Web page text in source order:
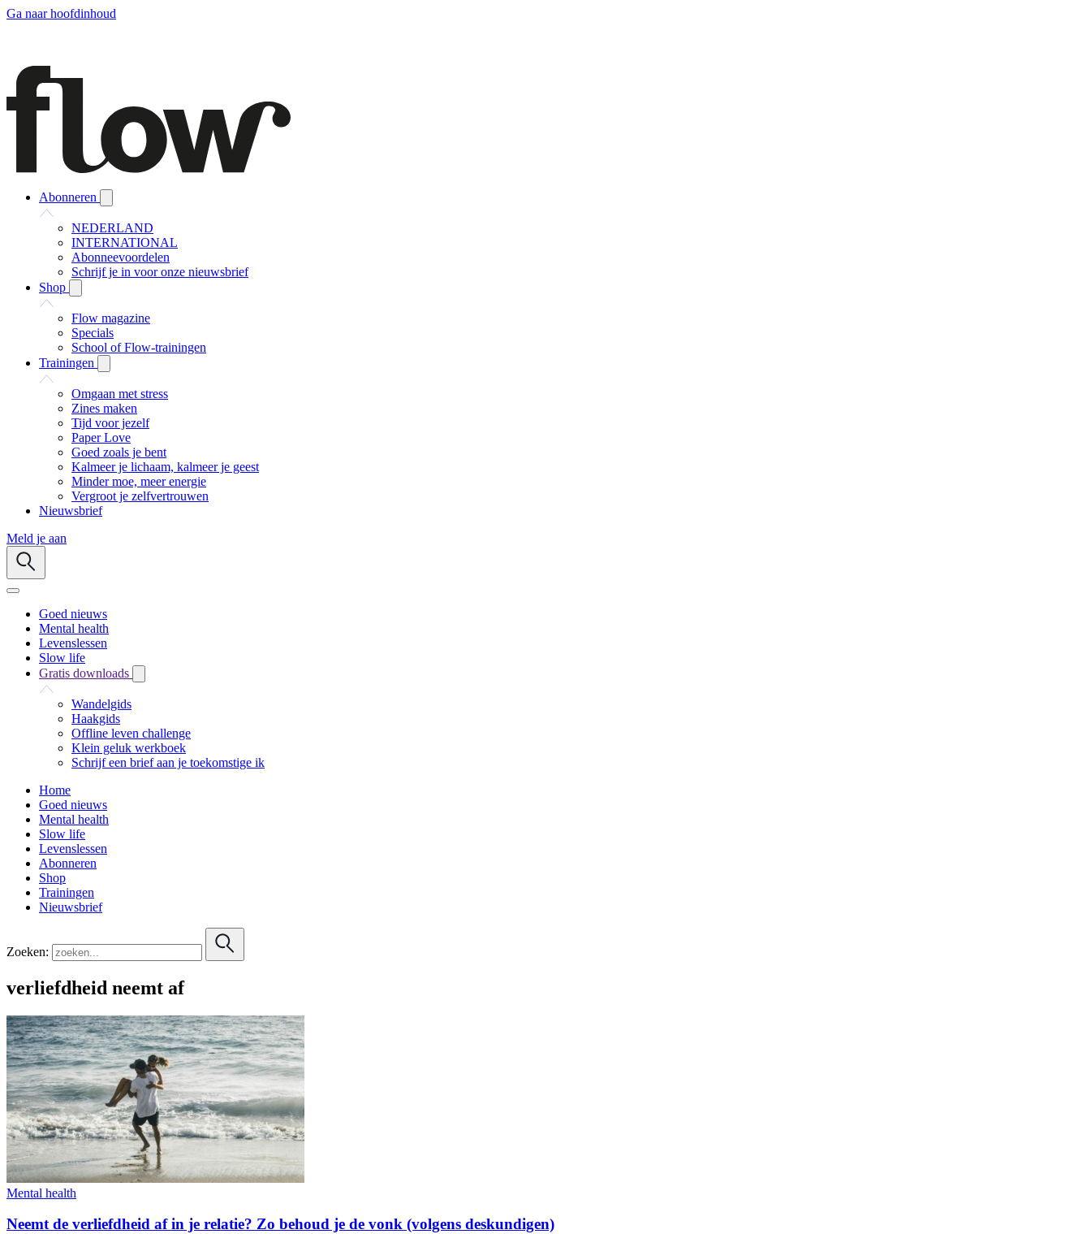
Ga naar hoofdinhoud
Abonneren
NEDERLAND
INTERNATIONAL
Abonneevoordelen
Schrijf je in voor onze nieuwsbrief
Shop
Flow magazine
Specials
School of Flow-trainingen
Trainingen
Omgaan met stress
Zines maken
Tijd voor jezelf
Paper Love
Goed zoals je bent
Kalmeer je lichaam, kalmeer je geest
Minder moe, meer energie
Vergroot je zelfvertrouwen
Nieuwsbrief
Meld je aan
Goed nieuws
Mental health
Levenslessen
Slow life
Gratis downloads
Wandelgids
Haakgids
Offline leven challenge
Klein geluk werkboek
Schrijf een brief aan je toekomstige ik
Home
Goed nieuws
Mental health
Slow life
Levenslessen
Abonneren
Shop
Trainingen
Nieuwsbrief
Zoeken:
verliefdheid neemt af
Mental health
Neemt de verliefdheid af in je relatie? Zo behoud je de vonk (volgens deskundigen)